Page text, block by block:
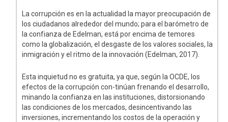
La corrupción es en la actualidad la mayor preocupación de
los ciudadanos alrededor del mundo; para el barómetro de
la confianza de Edelman, está por encima de temores
como la globalización, el desgaste de los valores sociales, la
inmigración y el ritmo de la innovación (Edelman, 2017).
Esta inquietud no es gratuita, ya que, según la OCDE, los
efectos de la corrupción con-tinúan frenando el desarrollo,
minando la confianza en las instituciones, distorsionando
las condiciones de los mercados, desincentivando las
inversiones, incrementando los costos de la operación y